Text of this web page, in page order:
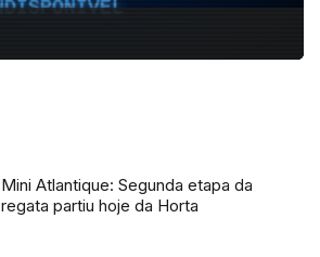
Mini Atlantique: Segunda etapa da
regata partiu hoje da Horta